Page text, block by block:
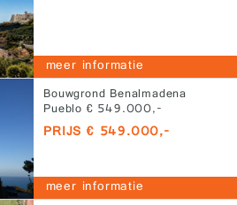
meer informatie
Bouwgrond Benalmadena
Pueblo € 549.000,-
PRIJS € 549.000,-
meer informatie